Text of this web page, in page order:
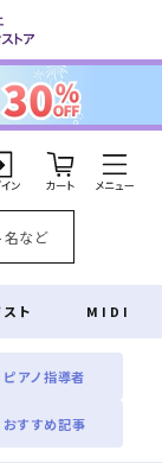
カ
ー
ト
ピアノ指導者
おすすめ記事
ト MIDI